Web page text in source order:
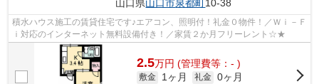
山口県山口市泉都町10-38
積水ハウス施工の賃貸住宅です♪エアコン、照明付！礼金０物件！／Ｗｉ－Ｆ
ｉ対応のインターネット無料設備付き！／家賃２か月フリーレント☆★
2.5万円 (管理費等：- )
敷金 1ヶ月 礼金 0ヶ月